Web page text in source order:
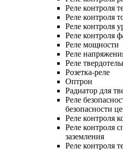
Реле контроля
Реле контроля
Реле контроля
Реле контроля
Реле мощности
Реле
Реле
Розетка-реле
Оптрон
Радиатор для
Реле
безопасности
Реле контроля
Реле контроля
заземления
Реле контроля